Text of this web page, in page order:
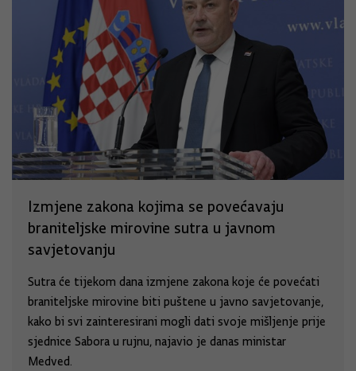
Izmjene zakona kojima se povećavaju
braniteljske mirovine sutra u javnom
savjetovanju
Sutra će tijekom dana izmjene zakona koje će povećati
braniteljske mirovine biti puštene u javno savjetovanje,
kako bi svi zainteresirani mogli dati svoje mišljenje prije
sjednice Sabora u rujnu, najavio je danas ministar
Medved.